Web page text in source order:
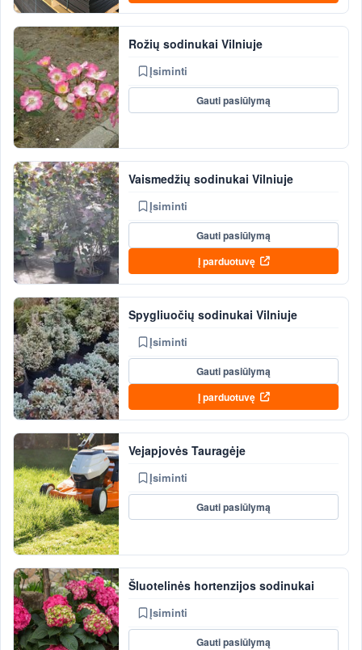
Rožių sodinukai Vilniuje
Įsiminti
Gauti pasiūlymą
Vaismedžių sodinukai Vilniuje
Įsiminti
Gauti pasiūlymą
Į parduotuvę
Spygliuočių sodinukai Vilniuje
Įsiminti
Gauti pasiūlymą
Į parduotuvę
Vejapjovės Tauragėje
Įsiminti
Gauti pasiūlymą
Šluotelinės hortenzijos sodinukai
Įsiminti
Gauti pasiūlymą